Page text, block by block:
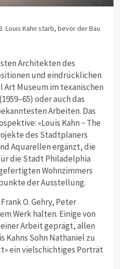
Louis Kahn starb, bevor der Bau
Architekten des
und ­eindrücklichen
Art Museum im texanischen
oder auch das
Arbeiten. Das
«Louis Kahn − The
des Stadtplaners
Aquarellen ergänzt, die
die Stadt Philadelphia
Wohnzimmers
der Ausstellung.
O. Gehry, Peter
Werk halten. Einige von
Arbeit geprägt, allen
Sohn Nathaniel zu
ein vielschichtiges Porträt